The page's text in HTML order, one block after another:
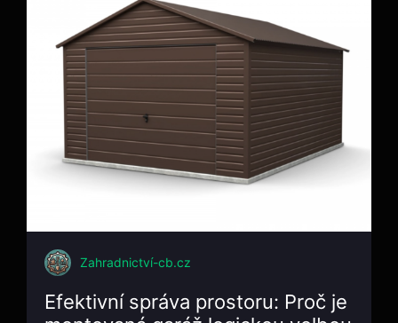
Zahradnictví-cb.cz
Efektivní správa prostoru: Proč je